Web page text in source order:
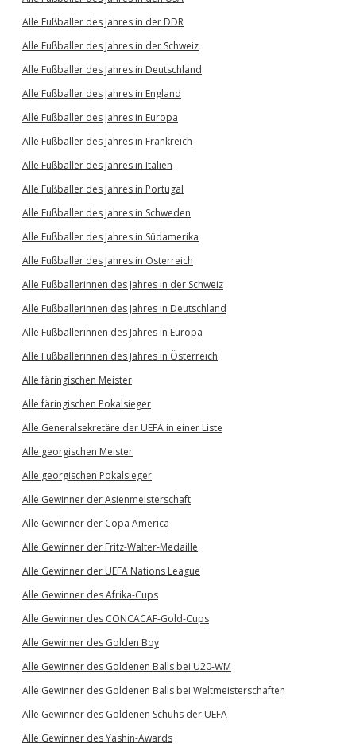
Alle Fußballer des Jahres in der DDR
Alle Fußballer des Jahres in der Schweiz
Alle Fußballer des Jahres in Deutschland
Alle Fußballer des Jahres in England
Alle Fußballer des Jahres in Europa
Alle Fußballer des Jahres in Frankreich
Alle Fußballer des Jahres in Italien
Alle Fußballer des Jahres in Portugal
Alle Fußballer des Jahres in Schweden
Alle Fußballer des Jahres in Südamerika
Alle Fußballer des Jahres in Österreich
Alle Fußballerinnen des Jahres in der Schweiz
Alle Fußballerinnen des Jahres in Deutschland
Alle Fußballerinnen des Jahres in Europa
Alle Fußballerinnen des Jahres in Österreich
Alle färingischen Meister
Alle färingischen Pokalsieger
Alle Generalsekretäre der UEFA in einer Liste
Alle georgischen Meister
Alle georgischen Pokalsieger
Alle Gewinner der Asienmeisterschaft
Alle Gewinner der Copa America
Alle Gewinner der Fritz-Walter-Medaille
Alle Gewinner der UEFA Nations League
Alle Gewinner des Afrika-Cups
Alle Gewinner des CONCACAF-Gold-Cups
Alle Gewinner des Golden Boy
Alle Gewinner des Goldenen Balls bei U20-WM
Alle Gewinner des Goldenen Balls bei Weltmeisterschaften
Alle Gewinner des Goldenen Schuhs der UEFA
Alle Gewinner des Yashin-Awards